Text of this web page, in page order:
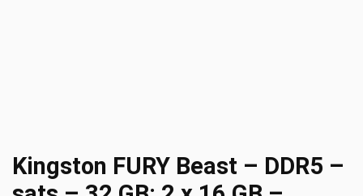
Kingston FURY Beast – DDR5 –